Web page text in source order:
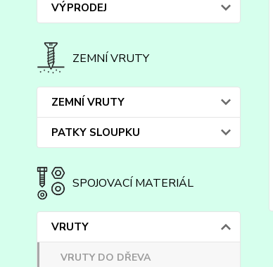
VÝPRODEJ
ZEMNÍ VRUTY
ZEMNÍ VRUTY
PATKY SLOUPKU
SPOJOVACÍ MATERIÁL
VRUTY
VRUTY DO DŘEVA